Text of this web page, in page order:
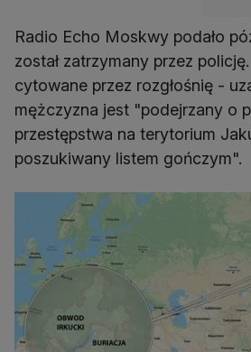
Radio Echo Moskwy podało
został zatrzymany przez
cytowane przez rozgłośnię -
mężczyzna jest "podejrzany o
przestępstwa na terytorium
poszukiwany listem gończym".